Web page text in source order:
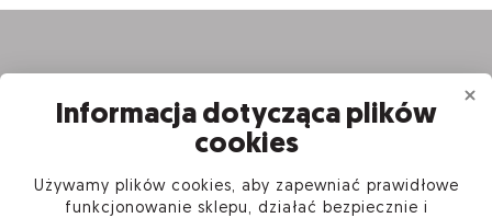
INFORMACJE
Informacja dotycząca plików
cookies
Używamy plików cookies, aby zapewniać prawidłowe
funkcjonowanie sklepu, działać bezpiecznie i